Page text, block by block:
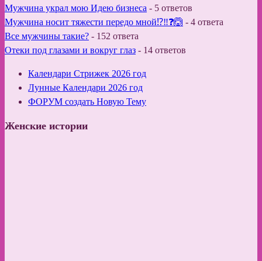
Мужчина украл мою Идею бизнеса - 5 ответов
Мужчина носит тяжести передо мной⁉️‼️❓🙆 - 4 ответа
Все мужчины такие? - 152 ответа
Отеки под глазами и вокруг глаз - 14 ответов
Календари Стрижек 2026 год
Лунные Календари 2026 год
ФОРУМ создать Новую Тему
Женские истории